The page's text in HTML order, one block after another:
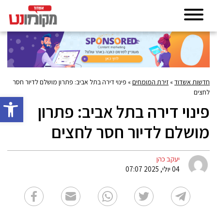
פתח
חדשות אשדוד» זירת המומחים» פינוי דירה בתל אביב: פתרון מושלם לדיור חסר
לחצים
פינוי דירה בתל אביב: פתרון
מושלם לדיור חסר לחצים
יעקב כהן
04 יולי, 2025 07:07